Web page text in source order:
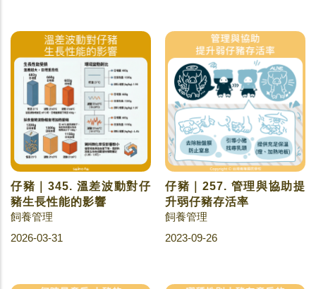
仔豬｜345. 溫差波動對仔
豬生長性能的影響
飼養管理
2026-03-31
仔豬｜257. 管理與協助提
升弱仔豬存活率
飼養管理
2023-09-26